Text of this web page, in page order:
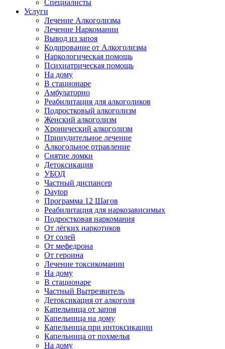
Специалисты
Услуги
Лечение Алкоголизма
Лечение Наркомании
Вывод из запоя
Кодирование от Алкоголизма
Наркологическая помощь
Психиатрическая помощь
На дому
В стационаре
Амбулаторно
Реабилитация для алкоголиков
Подростковый алкоголизм
Женский алкоголизм
Хронический алкоголизм
Принудительное лечение
Алкогольное отравление
Снятие ломки
Детоксикация
УБОД
Частный диспансер
Daytop
Программа 12 Шагов
Реабилитация для наркозависимых
Подростковая наркомания
От лёгких наркотиков
От солей
От мефедрона
От героина
Лечение токсикомании
На дому
В стационаре
Частный Вытрезвитель
Детоксикация от алкоголя
Капельница от запоя
Капельница на дому
Капельница при интоксикации
Капельница от похмелья
На дому